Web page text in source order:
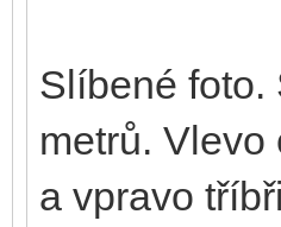
Slíbené foto.
metrů. Vlevo
a vpravo